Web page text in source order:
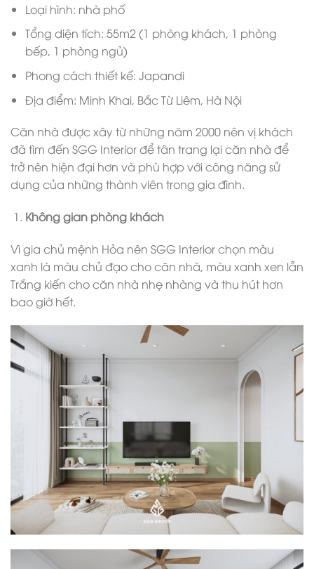
Loại hình: nhà phố
Tổng diện tích: 55m2 (1 phòng khách, 1 phòng
bếp, 1 phòng ngủ)
Phong cách thiết kế: Japandi
Địa điểm: Minh Khai, Bắc Từ Liêm, Hà Nội
Căn nhà được xây từ những năm 2000 nên vị khách
đã tìm đến SGG Interior để tân trang lại căn nhà để
trở nên hiện đại hơn và phù hợp với công năng sử
dụng của những thành viên trong gia đình.
Không gian phòng khách
Vì gia chủ mệnh Hỏa nên SGG Interior chọn màu
xanh là màu chủ đạo cho căn nhà, màu xanh xen lẫn
Trắng kiến cho căn nhà nhẹ nhàng và thu hút hơn
bao giờ hết.